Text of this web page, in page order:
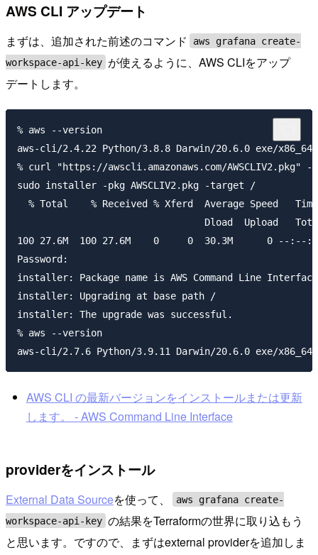
AWS CLI アップデート
まずは、追加された前述のコマンド
aws grafana create-
workspace-api-key が使えるように、AWS CLIをアップ
デートします。
% aws --version
aws-cli/2.4.22 Python/3.8.8 Darwin/20.6.0 exe/
% curl "https://awscli.amazonaws.com/AWSCLIV2.pkg" -o
sudo installer -pkg AWSCLIV2.pkg -target /
% Total    % Received % Xferd  Average Speed
Dload  Upload
100 27.6M  100 27.6M    0     0  30.3M      0 --
Password:
installer: Package name is AWS Command Line Interface
installer: Upgrading at base path /
installer: The upgrade was successful.
% aws --
AWS CLI の最新バージョンをインストールまたは更新
します。 - AWS Command Line Interface
providerをインストール
External Data Sourceを使って、
aws grafana create-
workspace-api-key の結果をTerraformの世界に取り込もう
と思います。ですので、まずはexternal providerを追加しま